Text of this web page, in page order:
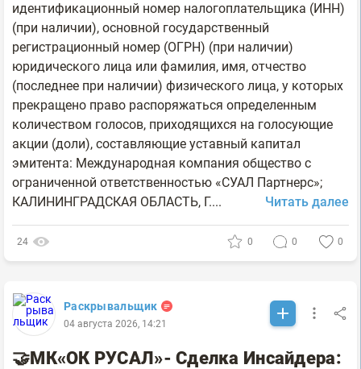
идентификационный номер налогоплательщика (ИНН)
(при наличии), основной государственный
регистрационный номер (ОГРН) (при наличии)
юридического лица или фамилия, имя, отчество
(последнее при наличии) физического лица, у которых
прекращено право распоряжаться определенным
количеством голосов, приходящихся на голосующие
акции (доли), составляющие уставный капитал
эмитента: Международная компания общество с
ограниченной ответственностью «СУАЛ Партнерс»;
КАЛИНИНГРАДСКАЯ ОБЛАСТЬ, Г....
Читать далее
24 0 0 0
Раскрывальщик
04 августа 2026, 14:21
🤝МК«ОК РУСАЛ»- Сделка Инсайдера: